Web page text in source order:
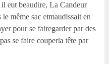
eut beaudire, La Candeur
même sac etmaudissait en
pour se fairegarder par des
se faire couperla tête par